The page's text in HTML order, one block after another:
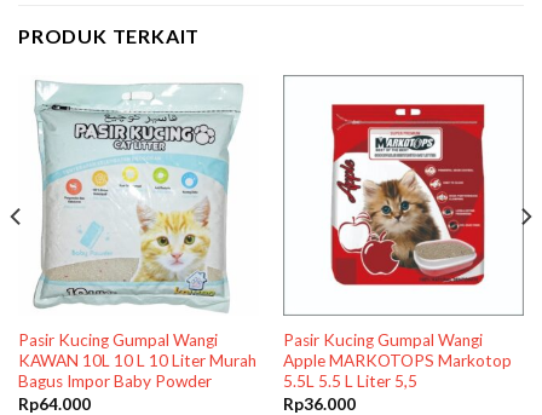
PRODUK TERKAIT
Pasir Kucing Gumpal Wangi
KAWAN 10L 10 L 10 Liter Murah
Bagus Impor Baby Powder
Rp64.000
Pasir Kucing Gumpal Wangi
Apple MARKOTOPS Markotop
5.5L 5.5 L Liter 5,5
Rp36.000